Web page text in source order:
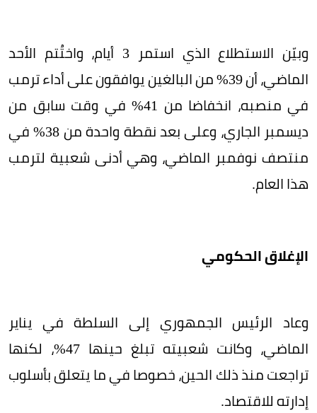
وبيّن الاستطلاع الذي استمر 3 أيام، واختُتم الأحد
الماضي، أن 39% من البالغين يوافقون على أداء ترمب
في منصبه، انخفاضا من 41% في وقت سابق من
ديسمبر الجاري، وعلى بعد نقطة واحدة من 38% في
منتصف نوفمبر الماضي، وهي أدنى شعبية لترمب
هذا العام.
الإغلاق الحكومي
وعاد الرئيس الجمهوري إلى السلطة في يناير
الماضي، وكانت شعبيته تبلغ حينها 47%، لكنها
تراجعت منذ ذلك الحين، خصوصا في ما يتعلق بأسلوب
إدارته للاقتصاد.